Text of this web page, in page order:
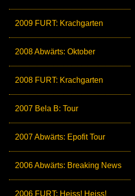
2009 FURT: Krachgarten
2008 Abwärts: Oktober
2008 FURT: Krachgarten
2007 Bela B: Tour
2007 Abwärts: Epofit Tour
2006 Abwärts: Breaking News
2006 FURT: Heiss! Heiss!